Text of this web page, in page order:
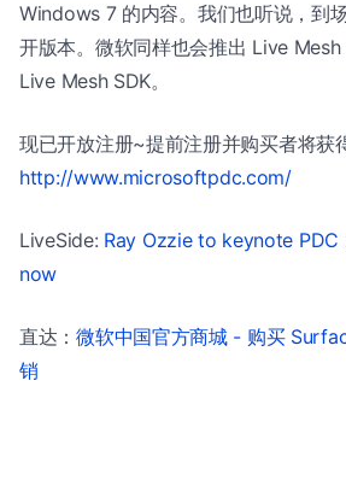
Windows 7 的内容。我们也听说，到
开版本。微软同样也会推出 Live
Live Mesh SDK。
现已开放注册~提前注册并购买者将获
http://www.microsoftpdc.com/
LiveSide: Ray Ozzie to keynote
now
直达：微软中国官方商城 - 购买
销